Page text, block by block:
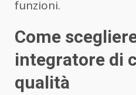
funzioni.
Come
integratore di
qualità